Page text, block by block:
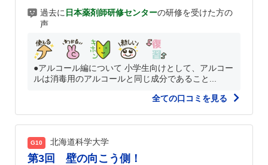
過去に 日本薬剤師研修センターの研修を受けた方の
声
●アルコール編について 小学生向けとして、アルコー
ルは消毒用のアルコールと同じ成分であること...
全ての口コミを見る
G10 北海道科学大学
第3回 壁の向こう側！